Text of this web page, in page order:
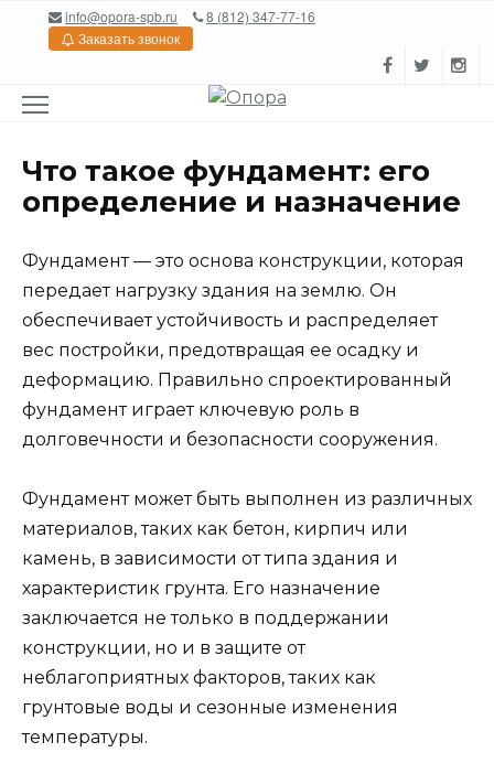
Перейтиinfo@opora-spb.ru
8 (812) 347-77-16
Заказать звонок
Что такое фундамент: его
определение и назначение
Фундамент — это основа конструкции, которая
передает нагрузку здания на землю. Он
обеспечивает устойчивость и распределяет
вес постройки, предотвращая ее осадку и
деформацию. Правильно спроектированный
фундамент играет ключевую роль в
долговечности и безопасности сооружения.
Фундамент может быть выполнен из различных
материалов, таких как бетон, кирпич или
камень, в зависимости от типа здания и
характеристик грунта. Его назначение
заключается не только в поддержании
конструкции, но и в защите от
неблагоприятных факторов, таких как
грунтовые воды и сезонные изменения
температуры.